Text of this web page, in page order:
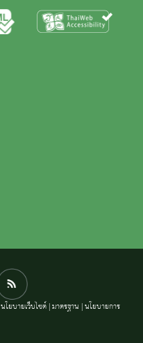
นโยบายเว็บไซต์|มาตรฐาน |นโยบายการ